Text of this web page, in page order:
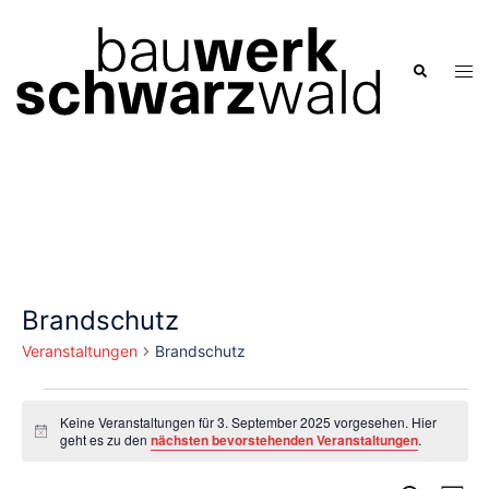
Suche
Brandschutz
Veranstaltungen Brandschutz
für
Hinweis
Keine Veranstaltungen für 3. September 2025 vorgesehen. Hier
geht es zu dennächsten bevorstehenden Veranstaltungen.